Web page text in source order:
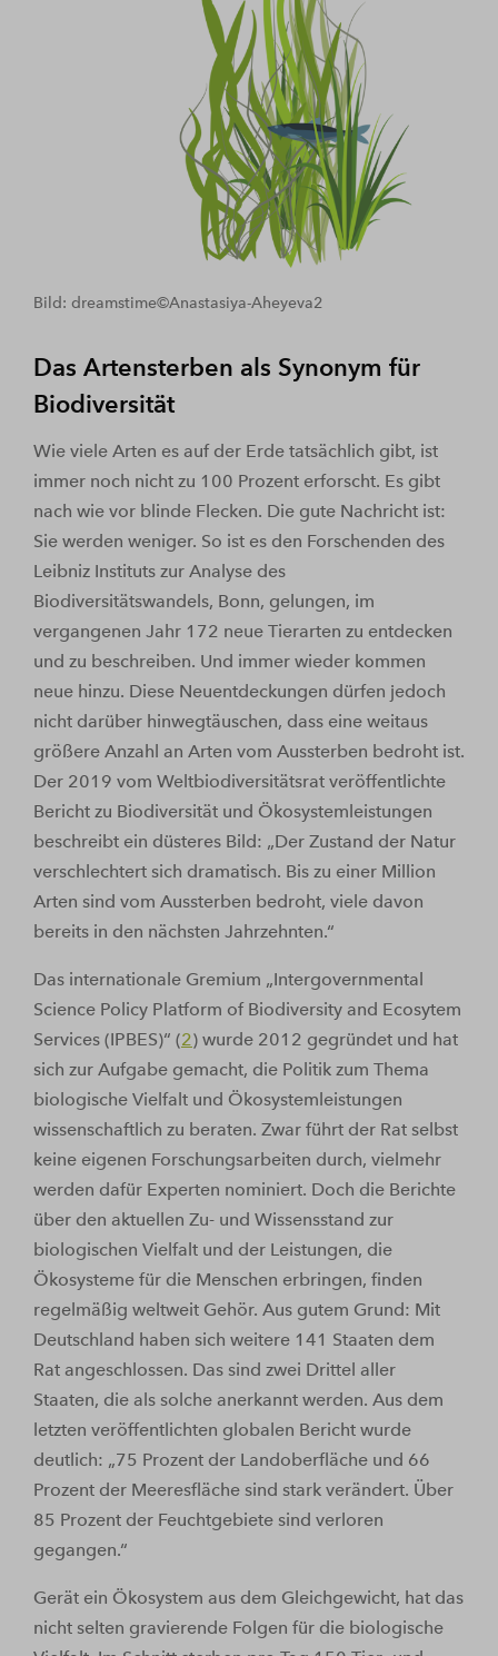
Bild: dreamstime©Anastasiya-Aheyeva2
Das Artensterben als Synonym für
Biodiversität
Wie viele Arten es auf der Erde tatsächlich gibt, ist
immer noch nicht zu 100 Prozent erforscht. Es gibt
nach wie vor blinde Flecken. Die gute Nachricht ist:
Sie werden weniger. So ist es den Forschenden des
Leibniz Instituts zur Analyse des
Biodiversitätswandels, Bonn, gelungen, im
vergangenen Jahr 172 neue Tierarten zu entdecken
und zu beschreiben. Und immer wieder kommen
neue hinzu. Diese Neuentdeckungen dürfen jedoch
nicht darüber hinwegtäuschen, dass eine weitaus
größere Anzahl an Arten vom Aussterben bedroht ist.
Der 2019 vom Weltbiodiversitätsrat veröffentlichte
Bericht zu Biodiversität und Ökosystemleistungen
beschreibt ein düsteres Bild: „Der Zustand der Natur
verschlechtert sich dramatisch. Bis zu einer Million
Arten sind vom Aussterben bedroht, viele davon
bereits in den nächsten Jahrzehnten.“
Das internationale Gremium „Intergovernmental
Science Policy Platform of Biodiversity and Ecosytem
Services (IPBES)“ (2) wurde 2012 gegründet und hat
sich zur Aufgabe gemacht, die Politik zum Thema
biologische Vielfalt und Ökosystemleistungen
wissenschaftlich zu beraten. Zwar führt der Rat selbst
keine eigenen Forschungsarbeiten durch, vielmehr
werden dafür Experten nominiert. Doch die Berichte
über den aktuellen Zu- und Wissensstand zur
biologischen Vielfalt und der Leistungen, die
Ökosysteme für die Menschen erbringen, finden
regelmäßig weltweit Gehör. Aus gutem Grund: Mit
Deutschland haben sich weitere 141 Staaten dem
Rat angeschlossen. Das sind zwei Drittel aller
Staaten, die als solche anerkannt werden. Aus dem
letzten veröffentlichten globalen Bericht wurde
deutlich: „75 Prozent der Landoberfläche und 66
Prozent der Meeresfläche sind stark verändert. Über
85 Prozent der Feuchtgebiete sind verloren
gegangen.“
Gerät ein Ökosystem aus dem Gleichgewicht, hat das
nicht selten gravierende Folgen für die biologische